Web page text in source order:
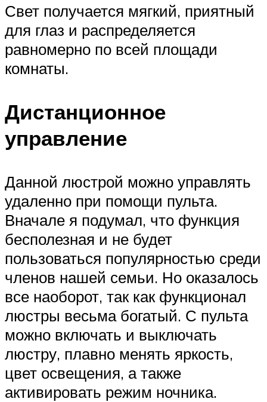
Свет получается мягкий, приятный
для глаз и распределяется
равномерно по всей площади
комнаты.
Дистанционное
управление
Данной люстрой можно управлять
удаленно при помощи пульта.
Вначале я подумал, что функция
бесполезная и не будет
пользоваться популярностью среди
членов нашей семьи. Но оказалось
все наоборот, так как функционал
люстры весьма богатый. С пульта
можно включать и выключать
люстру, плавно менять яркость,
цвет освещения, а также
активировать режим ночника.